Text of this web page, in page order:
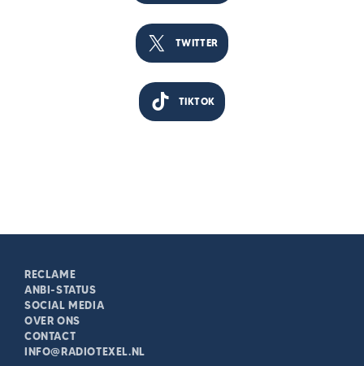
TWITTER
TIKTOK
RECLAME
ANBI-STATUS
SOCIAL MEDIA
OVER ONS
CONTACT
INFO@RADIOTEXEL.NL